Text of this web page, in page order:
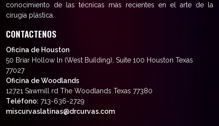
conocimiento de las técnicas más recientes en el arte de la
cirugía plástica.
CONTACTENOS
Oficina de Houston
50 Briar Hollow ln (West Building), Suite 100 Houston Texas
77027
Oficina de Woodlands
12721 Sawmill rd The Woodlands Texas 77380
Teléfono: 713-636-2729
miscurvaslatinas@drcurvas.com